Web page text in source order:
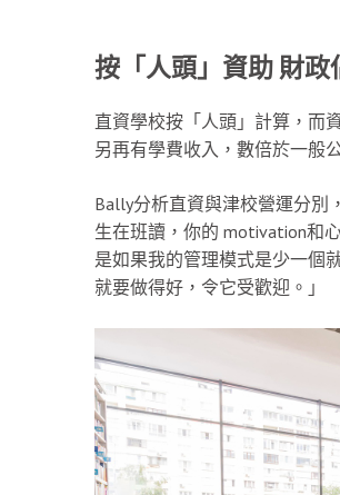
按「人頭」資助 財政
直資學校按「人頭」計算，而
另再有學費收入，數倍於一般
Bally分析直資與津校營運分別
生在班讀，你的 motivation和
是如果我的管理模式是少一個
就要做得好，令它受歡迎。」